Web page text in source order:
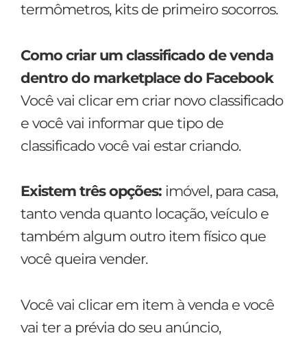
termômetros, kits de primeiro socorros.
Como criar um classificado de venda
dentro do marketplace do Facebook
Você vai clicar em criar novo classificado
e você vai informar que tipo de
classificado você vai estar criando.
Existem três opções: imóvel, para casa,
tanto venda quanto locação, veículo e
também algum outro item físico que
você queira vender.
Você vai clicar em item à venda e você
vai ter a prévia do seu anúncio,